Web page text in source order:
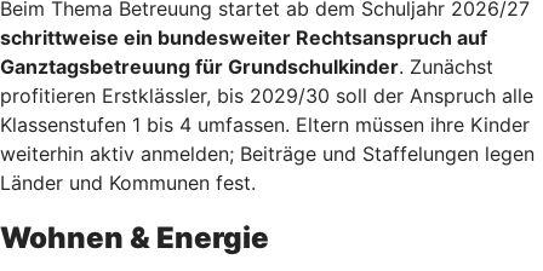
Beim Thema Betreuung startet ab dem Schuljahr 2026/27
schrittweise ein bundesweiter Rechtsanspruch auf
Ganztagsbetreuung für Grundschulkinder. Zunächst
profitieren Erstklässler, bis 2029/30 soll der Anspruch alle
Klassenstufen 1 bis 4 umfassen. Eltern müssen ihre Kinder
weiterhin aktiv anmelden; Beiträge und Staffelungen legen
Länder und Kommunen fest.
Wohnen & Energie